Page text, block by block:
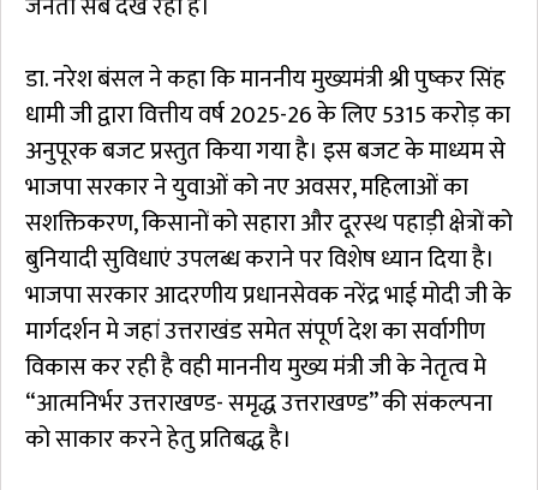
डा. नरेश बंसल ने कहा कि माननीय मुख्यमंत्री श्री पुष्कर सिंह
धामी जी द्वारा वित्तीय वर्ष 2025-26 के लिए ₹5315 करोड़ का
अनुपूरक बजट प्रस्तुत किया गया है। इस बजट के माध्यम से
भाजपा सरकार ने युवाओं को नए अवसर, महिलाओं का
सशक्तिकरण, किसानों को सहारा और दूरस्थ पहाड़ी क्षेत्रों को
बुनियादी सुविधाएं उपलब्ध कराने पर विशेष ध्यान दिया है।
भाजपा सरकार आदरणीय प्रधानसेवक नरेंद्र भाई मोदी जी के
मार्गदर्शन मे जहां उत्तराखंड समेत संपूर्ण देश का सर्वागीण
विकास कर रही है वही माननीय मुख्य मंत्री जी के नेतृत्व मे
“आत्मनिर्भर उत्तराखण्ड- समृद्ध उत्तराखण्ड” की संकल्पना
को साकार करने हेतु प्रतिबद्ध है।